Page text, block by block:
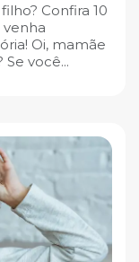
Confira 10
venha
Oi, mamãe
você...